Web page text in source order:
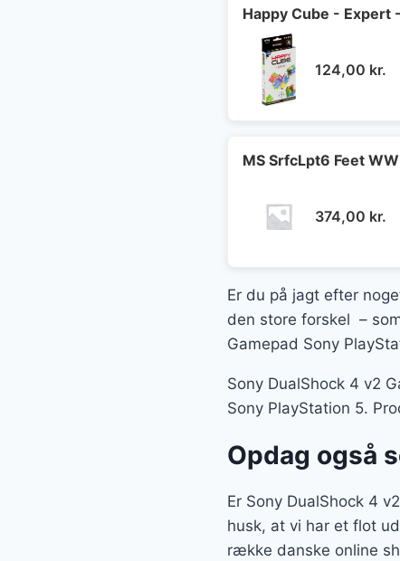
Happy Cube -
124,00 kr.
MS SrfcLpt6 Feet
374,00 kr.
Er du på jagt efter
den store forskel –
Gamepad Sony
Sony DualShock 4 v2
Sony PlayStation 5.
Opdag også
Er Sony DualShock 4
husk, at vi har et flot
række danske online